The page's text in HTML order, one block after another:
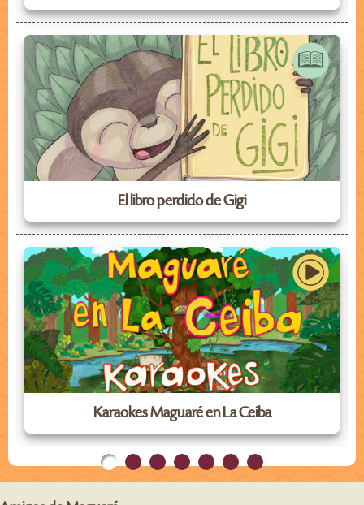
El libro perdido de Gigi
Karaokes Maguaré en La Ceiba